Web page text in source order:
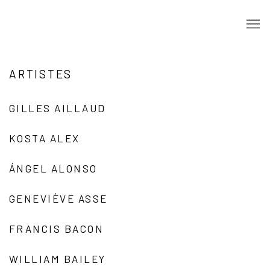
ARTISTES
GILLES AILLAUD
KOSTA ALEX
ÁNGEL ALONSO
GENEVIÈVE ASSE
FRANCIS BACON
WILLIAM BAILEY